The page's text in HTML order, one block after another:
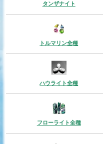
タンザナイト
トルマリン全種
ハウライト全種
フローライト全種